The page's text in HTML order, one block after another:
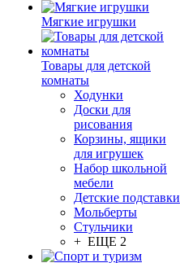
Мягкие игрушки
Товары для детской
комнаты
Ходунки
Доски для
рисования
Корзины, ящики
для игрушек
Набор школьной
мебели
Детские подставки
Мольберты
Стульчики
+ ЕЩЕ 2